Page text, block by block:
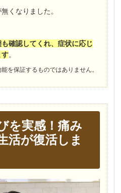
くなりました。
確認してくれ、症状に応じ
す。
を保証するものではありません。
を実感！痛み
活が復活しま